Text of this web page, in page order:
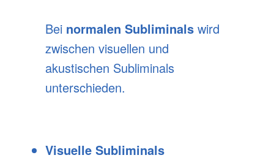
Bei normalen Subliminals wird
zwischen visuellen und
akustischen Subliminals
unterschieden.
Visuelle Subliminals